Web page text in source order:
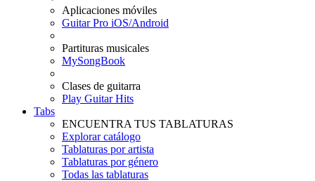
Aplicaciones móviles
Guitar Pro iOS/Android
Partituras musicales
MySongBook
Clases de guitarra
Play Guitar Hits
Tabs
ENCUENTRA TUS TABLATURAS
Explorar catálogo
Tablaturas por artista
Tablaturas por género
Todas las tablaturas